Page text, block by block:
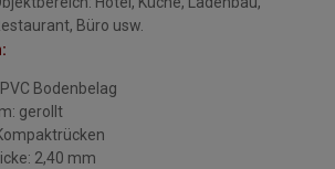
Büro usw.
Bodenbelag
gerollt
2,40 mm